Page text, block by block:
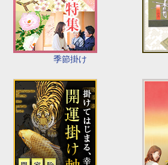
季節掛け